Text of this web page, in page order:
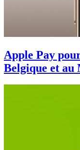
Apple Pay
Belgique et au